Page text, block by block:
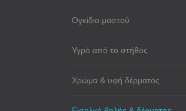
Ογκίδιο μαστού
Υγρό από το στήθος
Χρώμα & υφή δέρματος